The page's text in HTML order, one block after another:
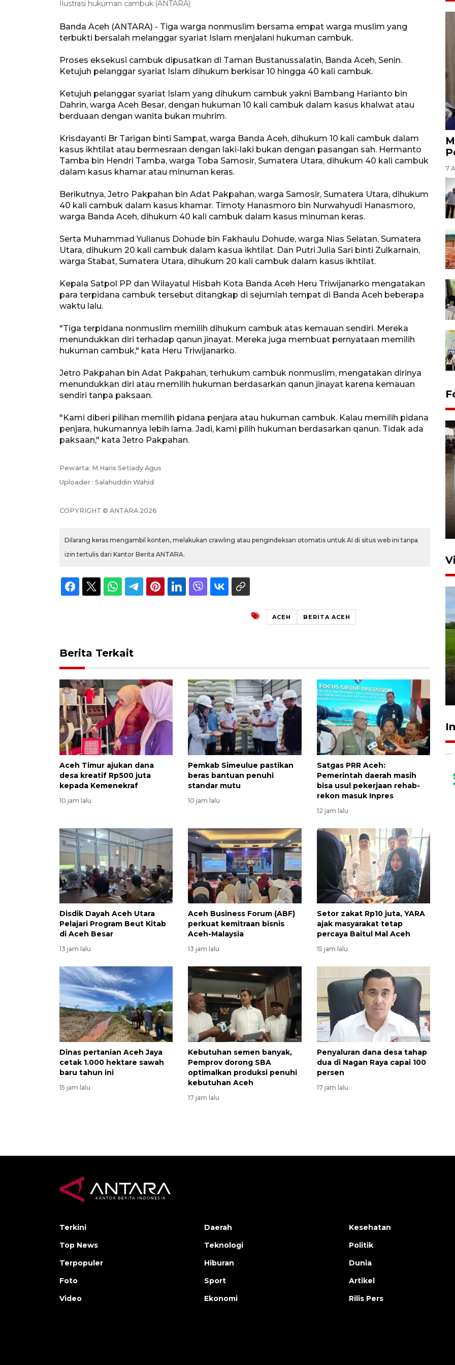
Ilustrasi hukuman cambuk (ANTARA)
Banda Aceh (ANTARA) - Tiga warga nonmuslim bersama empat warga muslim yang
terbukti bersalah melanggar syariat Islam menjalani hukuman cambuk.
Proses eksekusi cambuk dipusatkan di Taman Bustanussalatin, Banda Aceh, Senin.
Ketujuh pelanggar syariat Islam dihukum berkisar 10 hingga 40 kali cambuk.
Ketujuh pelanggar syariat Islam yang dihukum cambuk yakni Bambang Harianto bin
Dahrin, warga Aceh Besar, dengan hukuman 10 kali cambuk dalam kasus khalwat atau
berduaan dengan wanita bukan muhrim.
Krisdayanti Br Tarigan binti Sampat, warga Banda Aceh, dihukum 10 kali cambuk dalam
kasus ikhtilat atau bermesraan dengan laki-laki bukan dengan pasangan sah. Hermanto
Tamba bin Hendri Tamba, warga Toba Samosir, Sumatera Utara, dihukum 40 kali cambuk
dalam kasus khamar atau minuman keras.
Berikutnya, Jetro Pakpahan bin Adat Pakpahan, warga Samosir, Sumatera Utara, dihukum
40 kali cambuk dalam kasus khamar. Timoty Hanasmoro bin Nurwahyudi Hanasmoro,
warga Banda Aceh, dihukum 40 kali cambuk dalam kasus minuman keras.
Serta Muhammad Yulianus Dohude bin Fakhaulu Dohude, warga Nias Selatan, Sumatera
Utara, dihukum 20 kali cambuk dalam kasua ikhtilat. Dan Putri Julia Sari binti Zulkarnain,
warga Stabat, Sumatera Utara, dihukum 20 kali cambuk dalam kasus ikhtilat.
Kepala Satpol PP dan Wilayatul Hisbah Kota Banda Aceh Heru Triwijanarko mengatakan
para terpidana cambuk tersebut ditangkap di sejumlah tempat di Banda Aceh beberapa
waktu lalu.
"Tiga terpidana nonmuslim memilih dihukum cambuk atas kemauan sendiri. Mereka
menundukkan diri terhadap qanun jinayat. Mereka juga membuat pernyataan memilih
hukuman cambuk," kata Heru Triwijanarko.
Jetro Pakpahan bin Adat Pakpahan, terhukum cambuk nonmuslim, mengatakan dirinya
menundukkan diri atau memilih hukuman berdasarkan qanun jinayat karena kemauan
sendiri tanpa paksaan.
"Kami diberi pilihan memilih pidana penjara atau hukuman cambuk. Kalau memilih pidana
penjara, hukumannya lebih lama. Jadi, kami pilih hukuman berdasarkan qanun. Tidak ada
paksaan," kata Jetro Pakpahan.
Pewarta: M.Haris Setiady Agus
Uploader : Salahuddin Wahid
COPYRIGHT © ANTARA 2026
Dilarang keras mengambil konten, melakukan crawling atau pengindeksan otomatis untuk AI di situs web ini tanpa
izin tertulis dari Kantor Berita ANTARA.
ACEH BERITA ACEH
Berita Terkait
Aceh Timur ajukan dana
desa kreatif Rp500 juta
kepada Kemenekraf
10 jam lalu
Pemkab Simeulue pastikan
beras bantuan penuhi
standar mutu
10 jam lalu
Satgas PRR Aceh:
Pemerintah daerah masih
bisa usul pekerjaan rehab-
rekon masuk Inpres
12 jam lalu
Disdik Dayah Aceh Utara
Pelajari Program Beut Kitab
di Aceh Besar
13 jam lalu
Aceh Business Forum (ABF)
perkuat kemitraan bisnis
Aceh-Malaysia
13 jam lalu
Setor zakat Rp10 juta, YARA
ajak masyarakat tetap
percaya Baitul Mal Aceh
15 jam lalu
Dinas pertanian Aceh Jaya
cetak 1.000 hektare sawah
baru tahun ini
15 jam lalu
Kebutuhan semen banyak,
Pemprov dorong SBA
optimalkan produksi penuhi
kebutuhan Aceh
17 jam lalu
Penyaluran dana desa tahap
dua di Nagan Raya capai 100
persen
17 jam lalu
7
Rakyat Lhokseumawe
3 Agustus 2026 19:15
Awas penipuan berbasis AI
2026-08-07 13:45:00
Terkini
Top News
Terpopuler
Foto
Video
Daerah
Teknologi
Hiburan
Sport
Ekonomi
Kesehatan
Politik
Dunia
Artikel
Rilis Pers